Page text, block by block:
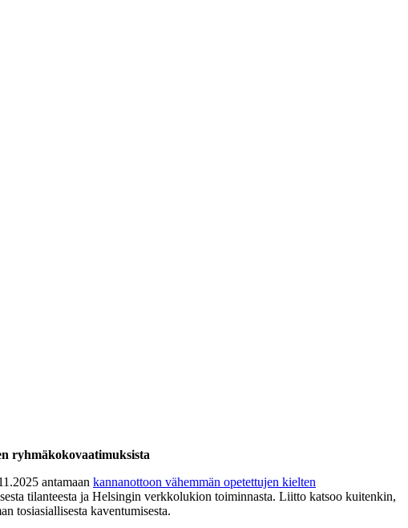
ryhmäkokovaatimuksista
antamaan kannanottoon vähemmän opetettujen kielten
tilanteesta ja Helsingin verkkolukion toiminnasta. Liitto katsoo kuitenkin,
tosiasiallisesta kaventumisesta.